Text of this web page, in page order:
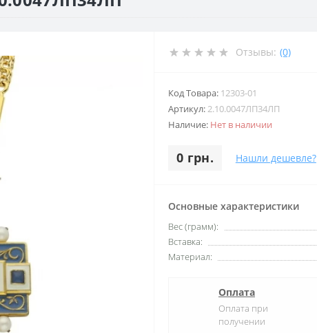
Отзывы: (0)
Код Товара: 12303-01
Артикул:2.10.0047ЛП34ЛП
Наличие: Нет в наличии
0 грн. Нашли дешевле?
Основные характеристики
Вес (грамм):
Вставка:
Материал:
Оплата
Оплата при
получении